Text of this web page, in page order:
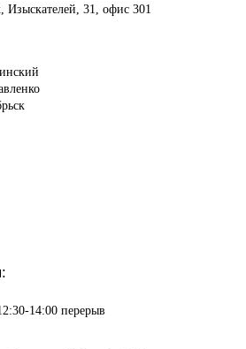
Изыскателей, 31, офис 301
14:00 перерыв